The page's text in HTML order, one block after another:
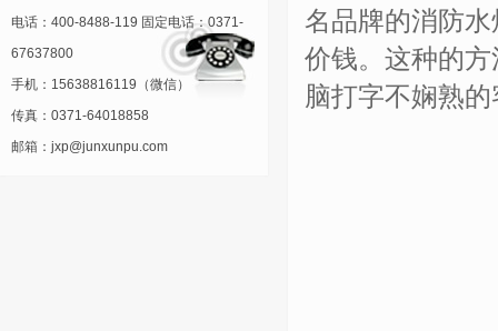
电话：400-8488-119 固定电话：0371-
67637800
手机：15638816119（微信）
传真：0371-64018858
邮箱：jxp@junxunpu.com
名品牌的消防
价钱。这种的
脑打字不娴熟